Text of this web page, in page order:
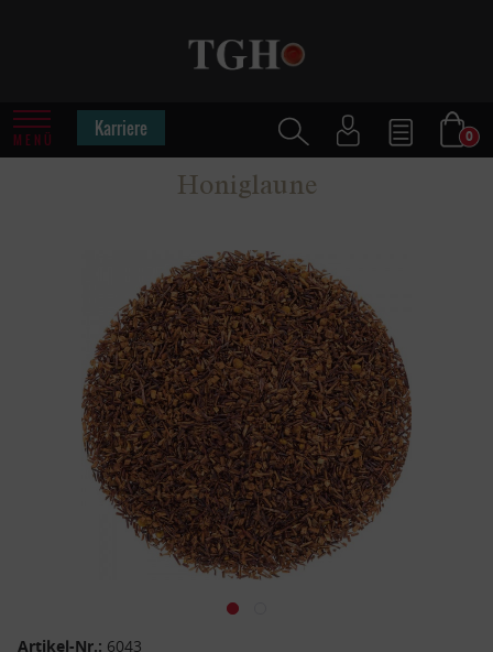
MENÜ Karriere 0
Honiglaune
Artikel-Nr.: 6043